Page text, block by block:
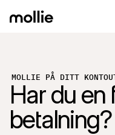
MOLLIE PÅ DITT
Har du en
betalning?